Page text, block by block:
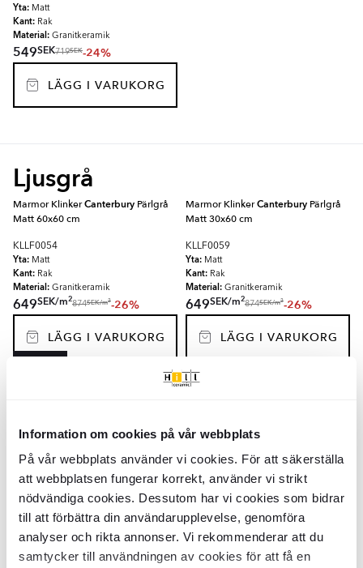
Information om cookies på vår webbplats
På vår webbplats använder vi cookies. För att säkerställa
att webbplatsen fungerar korrekt, använder vi strikt
nödvändiga cookies. Dessutom har vi cookies som bidrar
till att förbättra din användarupplevelse, genomföra
analyser och rikta annonser. Vi rekommenderar att du
samtycker till användningen av cookies för att få en
Yta: Matt
Kant: Rak
Material: Granitkeramik
549SEK719SEK-24%
LÄGG I VARUKORG
Ljusgrå
Marmor KlinkerCanterbury Pärlgrå
Matt 60x60 cm
KLLF0054
Yta: Matt
Kant: Rak
Material: Granitkeramik
649SEK/m2
874SEK/m2-26%
LÄGG I VARUKORG
Marmor KlinkerCanterbury Pärlgrå
Matt 30x60 cm
KLLF0059
Yta: Matt
Kant: Rak
Material: Granitkeramik
649SEK/m2
874SEK/m2-26%
LÄGG I VARUKORG
SPARA MER
KLLF0044
Kant: Rak
Material:Granitkeramik
599 m2 -30%
LÄGG I VARUKORG
KLLF0108
Kant:Rak
Material:Granitkeramik
249 -27%
LÄGG I VARUKORG